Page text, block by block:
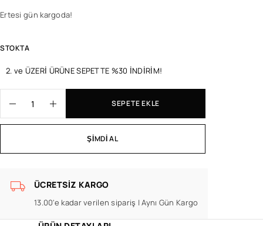
Ertesi gün kargoda!
STOKTA
2. ve ÜZERİ ÜRÜNE SEPETTE %30 İNDİRİM!
SEPETE EKLE
ŞIMDI AL
ÜCRETSIZ KARGO
13.00'e kadar verilen sipariş | Aynı Gün Kargo